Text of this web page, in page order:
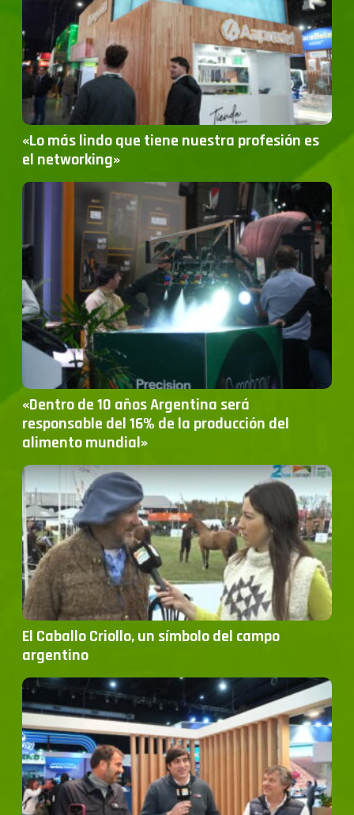
«Lo más lindo que tiene nuestra profesión es
el networking»
«Dentro de 10 años Argentina será
responsable del 16% de la producción del
alimento mundial»
El Caballo Criollo, un símbolo del campo
argentino